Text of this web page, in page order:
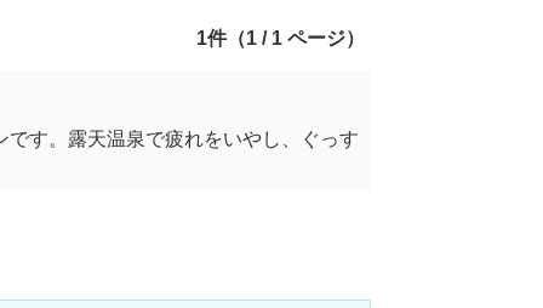
1件（1 / 1 ページ）
す。露天温泉で疲れをいやし、ぐっす